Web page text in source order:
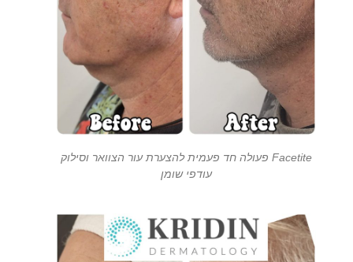
Facetite פעולה חד פעמית להצערת עור הצוואר וסילוק
עודפי שומן